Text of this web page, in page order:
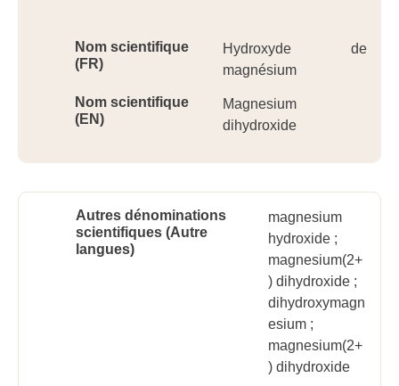
Nom scientifique
(FR)
Hydroxyde de
magnésium
Nom scientifique
(EN)
Magnesium
dihydroxide
Autres dénominations
scientifiques (Autre
langues)
magnesium
hydroxide ;
magnesium(2+
) dihydroxide ;
dihydroxymagn
esium ;
magnesium(2+
) dihydroxide